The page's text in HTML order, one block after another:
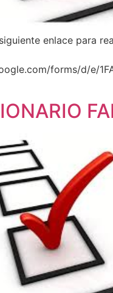
enlace para
forms/d/e/